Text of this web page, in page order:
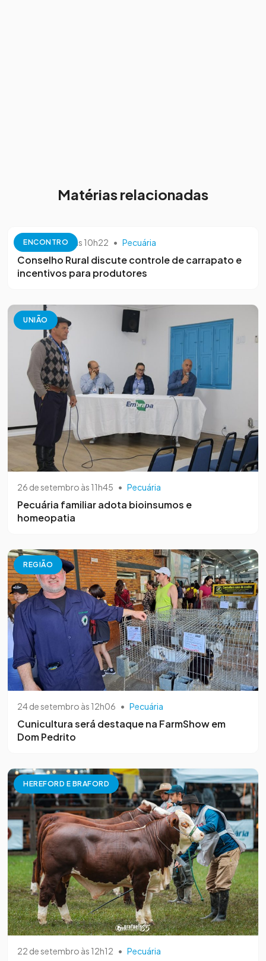
Matérias relacionadas
ENCONTRO
10 de outubro às 10h22 • Pecuária
Conselho Rural discute controle de carrapato e
incentivos para produtores
UNIÃO
26 de setembro às 11h45 • Pecuária
Pecuária familiar adota bioinsumos e
homeopatia
REGIÃO
24 de setembro às 12h06 • Pecuária
Cunicultura será destaque na FarmShow em
Dom Pedrito
HEREFORD E BRAFORD
22 de setembro às 12h12 • Pecuária